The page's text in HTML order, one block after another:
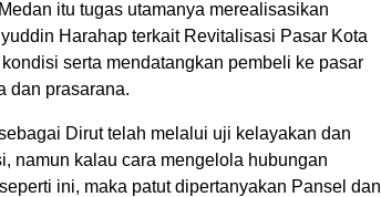
itu tugas utamanya merealisasikan
Harahap terkait Revitalisasi Pasar Kota
serta mendatangkan pembeli ke pasar
dan prasarana.
Dirut telah melalui uji kelayakan dan
namun kalau cara mengelola hubungan
ini, maka patut dipertanyakan Pansel dan